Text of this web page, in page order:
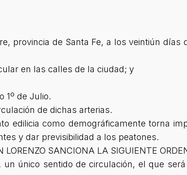
provincia de Santa Fe, a los veintiún días
en las calles de la ciudad; y
1º de Julio.
de dichas arterias.
edilicia como demográficamente torna
y dar previsibilidad a los peatones.
SANCIONA LA SIGUIENTE
único sentido de circulación, el que